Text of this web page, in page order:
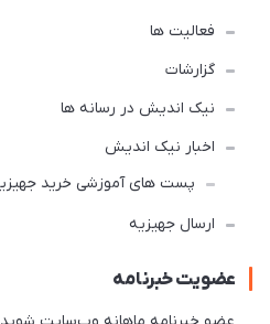
فعالیت ها
گزارشات
نیک اندیش در رسانه ها
اخبار نیک اندیش
پست های آموزشی خرید
ارسال جهیزیه
عضویت خبرنامه